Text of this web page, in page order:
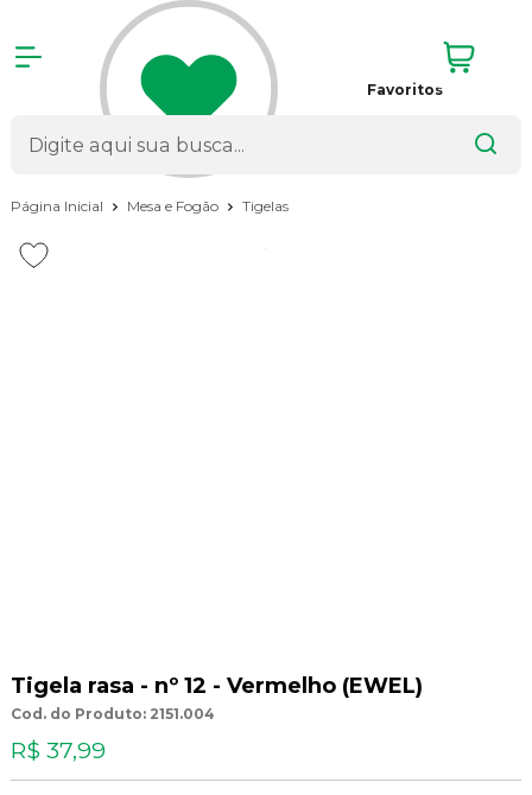
Favoritos
Página Inicial Mesa e Fogão Tigelas
Tigela rasa - nº 12 - Vermelho (EWEL)
Cod. do Produto: 2151.004
R$ 37,99